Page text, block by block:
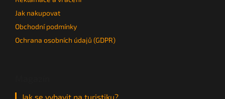
Jak nakupovat
Obchodní podmínky
Ochrana osobních údajů (GDPR)
Jak se vybavit na turistiku?